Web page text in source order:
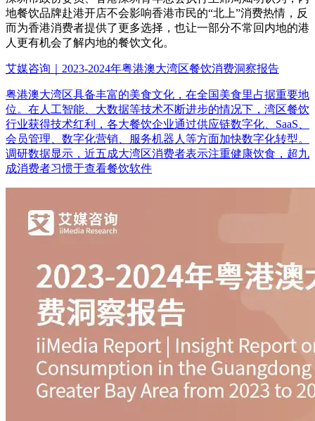
地餐饮品牌赴港开店不会影响香港市民的“北上”消费热情，反
而为香港消费者提供了更多选择，也让一部分不常回内地的港
人更有机会了解内地的餐饮文化。
艾媒咨询｜2023-2024年粤港澳大湾区餐饮消费洞察报告
粤港澳大湾区具备丰富的美食文化，在全国美食里占据重要地
位。在人工智能、大数据等技术不断进步的情况下，湾区餐饮
行业获得技术红利，各大餐饮企业通过供应链数字化、SaaS、
会员管理、数字化营销、服务机器人等方面加快数字化转型。
调研数据显示，近五成大湾区消费者表示注重健康饮食，超九
成消费者习惯于查看餐饮软件